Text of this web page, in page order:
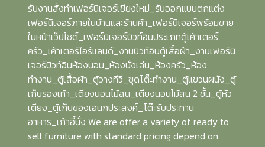
รับงานสั่งทำเฟอร์นิเจอร์เชียงใหม่_รับออกแบบตกแต่ง
เฟอร์นิเจอร์ภายในบ้านและร้านค้า_เฟอร์นิเจอร์พร้อมขาย
ในหน้าเว็ปไซต์_เฟอร์นิเจอร์บิวท์อินประเภทตู้เค้าเตอร์
ครัว_เค้าเตอร์ไอร์แลนด์_งานบิวท์อินตู้เสื้อผ้า_งานเฟอร์นิ
เจอร์บิวท์อินห้องนอน_ห้องนั่งเล่น_ห้องครัว_ห้อง
ทำงาน_ตู้เสื้อผ้า_ตู้วางทีวี_ชุดโต๊ะทำงาน_ตู้แขวนผนัง_ตู้
เก็บรองเท้า_เตียงนอนไม้สน_เตียงนอนไม้สน 2 ชั้น_ตู้หัว
เตียง_ตู้เก็บของเอนกประสงค์_โต๊ะรับประทาน
อาหาร_เก้าอี้นั่ง We are offer a variety of ready to
sell furniture with standard pricing depend on